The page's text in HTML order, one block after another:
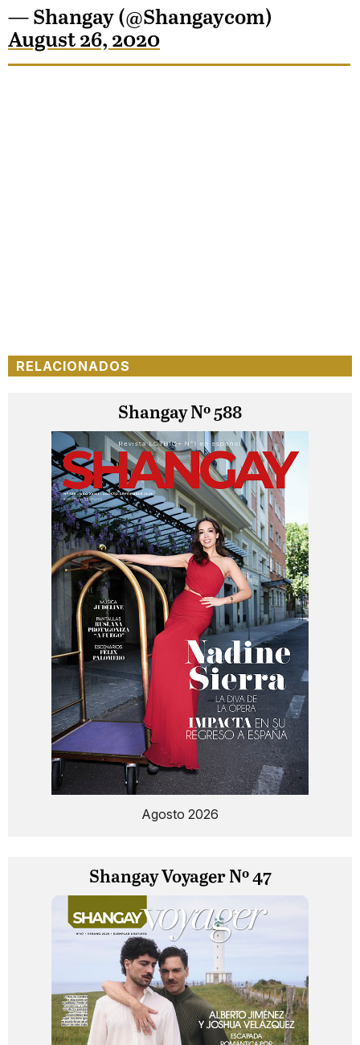
— Shangay (@Shangaycom)
August 26, 2020
RELACIONADOS
Shangay Nº 588
Agosto 2026
Shangay Voyager Nº 47